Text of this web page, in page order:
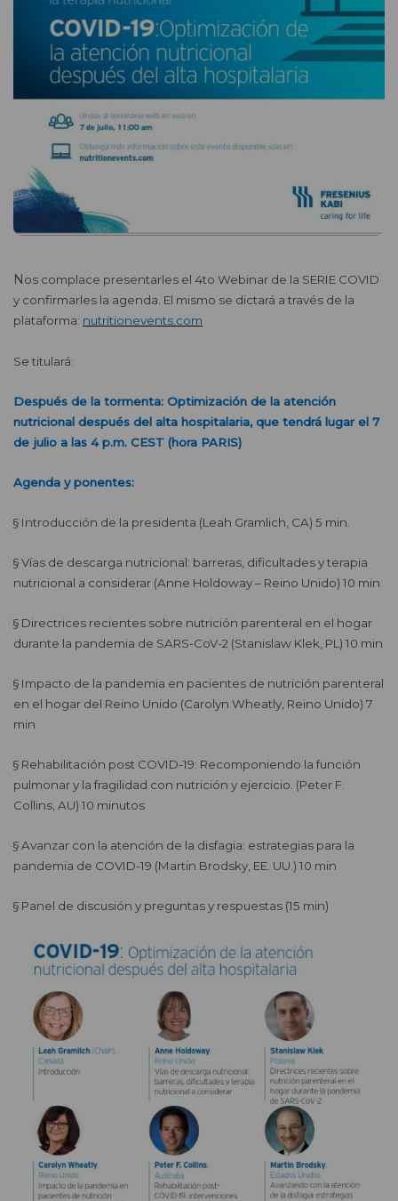
Nos complace presentarles el 4to Webinar de la SERIE COVID
y confirmarles la agenda. El mismo se dictará a través de la
plataforma: nutritionevents.com
Se titulará:
Después de la tormenta: Optimización de la atención
nutricional después del alta hospitalaria, que tendrá lugar el 7
de julio a las 4 p.m. CEST (hora PARIS)
Agenda y ponentes:
§ Introducción de la presidenta (Leah Gramlich, CA) 5 min.
§Vías de descarga nutricional: barreras, dificultades y terapia
nutricional a considerar (Anne Holdoway – Reino Unido) 10 min
§ Directrices recientes sobre nutrición parenteral en el hogar
durante la pandemia de SARS-CoV-2 (Stanislaw Klek, PL) 10 min
§ Impacto de la pandemia en pacientes de nutrición parenteral
en el hogar del Reino Unido (Carolyn Wheatly, Reino Unido) 7
min
§ Rehabilitación post COVID-19: Recomponiendo la función
pulmonar y la fragilidad con nutrición y ejercicio. (Peter F.
Collins, AU) 10 minutos
§Avanzar con la atención de la disfagia: estrategias para la
pandemia de COVID-19 (Martin Brodsky, EE. UU.) 10 min
§ Panel de discusión y preguntas y respuestas (15 min)